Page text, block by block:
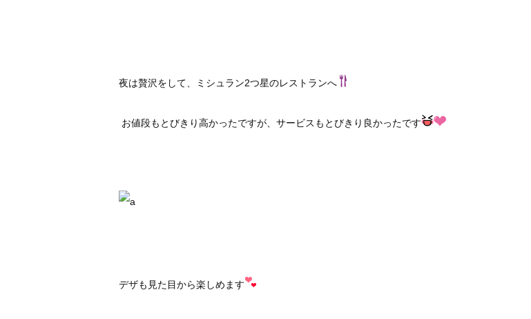
夜は贅沢をして、ミシュラン2つ星のレストランへ
お値段もとびきり高かったですが、サービスもとびきり良かったです
デザも見た目から楽しめます